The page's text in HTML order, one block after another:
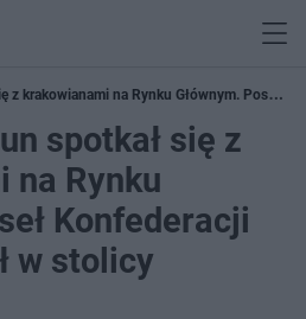
z krakowianami na Rynku Głównym. Poseł
Małopolski
spotkał się z
na Rynku
Konfederacji
w stolicy